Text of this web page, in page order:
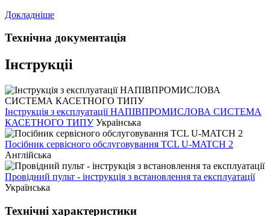
Докладніше
Технічна документація
Інструкціі
Інструкція з експлуатації НАПІВПРОМИСЛОВА СИСТЕМА
КАСЕТНОГО ТИПУ Українська
Посібник сервісного обслуговування TCL U-MATCH 2
Англійська
Провідний пульт - інструкція з встановлення та експлуатації
Українська
Технічні характеристики